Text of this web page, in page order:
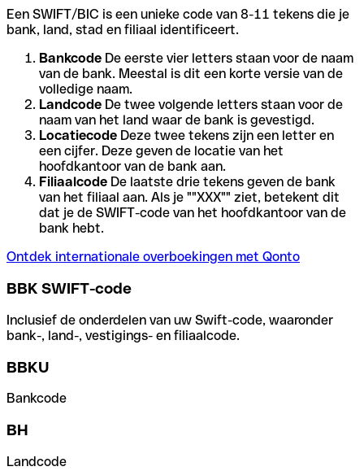
Een SWIFT/BIC is een unieke code van 8-11 tekens die je
bank, land, stad en filiaal identificeert.
Bankcode De eerste vier letters staan voor de naam
van de bank. Meestal is dit een korte versie van de
volledige naam.
Landcode De twee volgende letters staan voor de
naam van het land waar de bank is gevestigd.
Locatiecode Deze twee tekens zijn een letter en
een cijfer. Deze geven de locatie van het
hoofdkantoor van de bank aan.
Filiaalcode De laatste drie tekens geven de bank
van het filiaal aan. Als je ""XXX"" ziet, betekent dit
dat je de SWIFT-code van het hoofdkantoor van de
bank hebt.
Ontdek internationale overboekingen met Qonto
BBK SWIFT-code
Inclusief de onderdelen van uw Swift-code, waaronder
bank-, land-, vestigings- en filiaalcode.
BBKU
Bankcode
BH
Landcode